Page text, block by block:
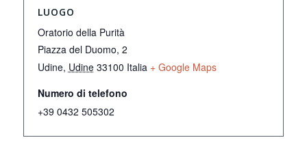
LUOGO
Oratorio della Purità
Piazza del Duomo, 2
Udine, Udine 33100 Italia + Google Maps
Numero di telefono
+39 0432 505302